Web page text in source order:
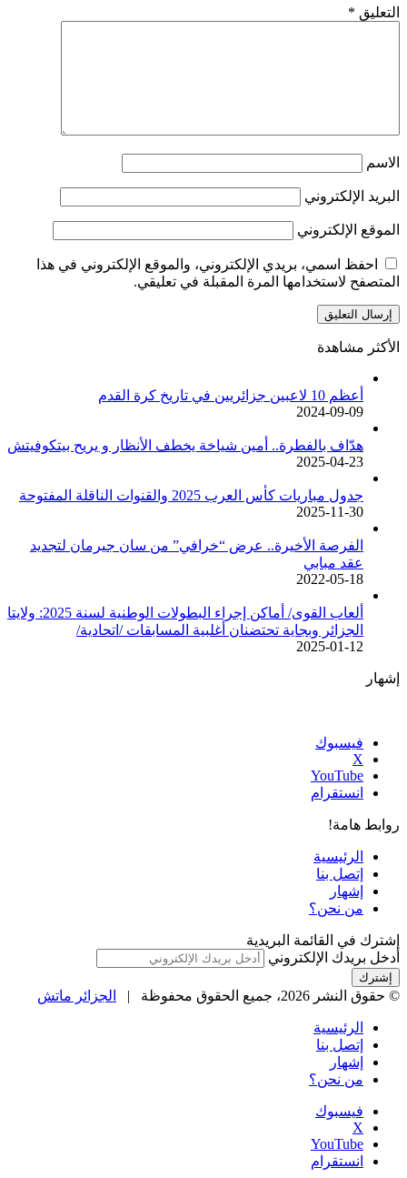
التعليق *
الاسم
البريد الإلكتروني
الموقع الإلكتروني
احفظ اسمي، بريدي الإلكتروني، والموقع الإلكتروني في هذا
المتصفح لاستخدامها المرة المقبلة في تعليقي.
الأكثر مشاهدة
أعظم 10 لاعبين جزائريين في تاريخ كرة القدم
2024-09-09
هدّاف بالفطرة.. أمين شياخة يخطف الأنظار و يريح بيتكوفيتش
2025-04-23
جدول مباريات كأس العرب 2025 والقنوات الناقلة المفتوحة
2025-11-30
الفرصة الأخيرة.. عرض “خرافي” من سان جيرمان لتجديد
عقد مبابي
2022-05-18
ألعاب القوى/ أماكن إجراء البطولات الوطنية لسنة 2025: ولايتا
الجزائر وبجاية تحتضنان أغلبية المسابقات /اتحادية/
2025-01-12
إشهار
فيسبوك
‫X
‫YouTube
انستقرام
روابط هامة!
الرئيسية
إتصل بنا
إشهار
من نحن؟
إشترك في القائمة البريدية
أدخل بريدك الإلكتروني
© حقوق النشر 2026، جميع الحقوق محفوظة | الجزائر ماتش
الرئيسية
إتصل بنا
إشهار
من نحن؟
فيسبوك
‫X
‫YouTube
انستقرام